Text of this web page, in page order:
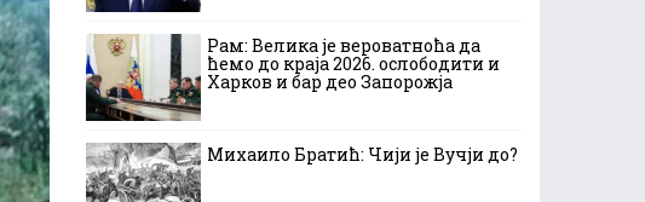
Рам: Велика је вероватноћа да
ћемо до краја 2026. ослободити и
Харков и бар део Запорожја
Михаило Братић: Чији је Вучји до?